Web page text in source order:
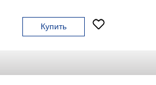
Купить